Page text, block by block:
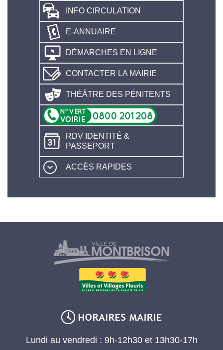
INFO CIRCULATION
E-ANNUAIRE
DÉMARCHES EN LIGNE
CONTACTER LA MAIRIE
THÉÂTRE DES PÉNITENTS
RDV IDENTITÉ &
PASSEPORT
ACCÈS RAPIDES
Lundi au vendredi : 9h-12h30 et 13h30-17h